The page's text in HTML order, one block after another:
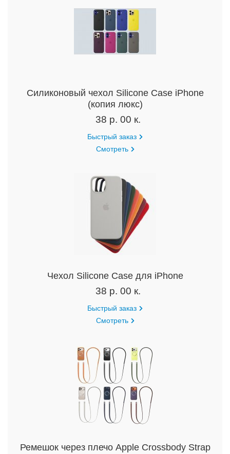
Силиконовый чехол Silicone Case iPhone
(копия люкс)
38 р. 00 к.
Быстрый заказ
Смотреть
Чехол Silicone Case для iPhone
38 р. 00 к.
Быстрый заказ
Смотреть
Ремешок через плечо Apple Crossbody Strap